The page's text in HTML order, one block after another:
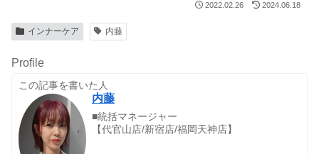
2022.02.26 2024.06.18
インナーケア 内藤
Profile
この記事を書いた人
内藤
■統括マネージャー
【代官山店/新宿店/福岡天神店】